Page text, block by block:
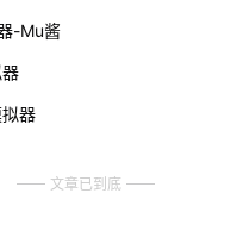
-Mu酱
器
文章已到底